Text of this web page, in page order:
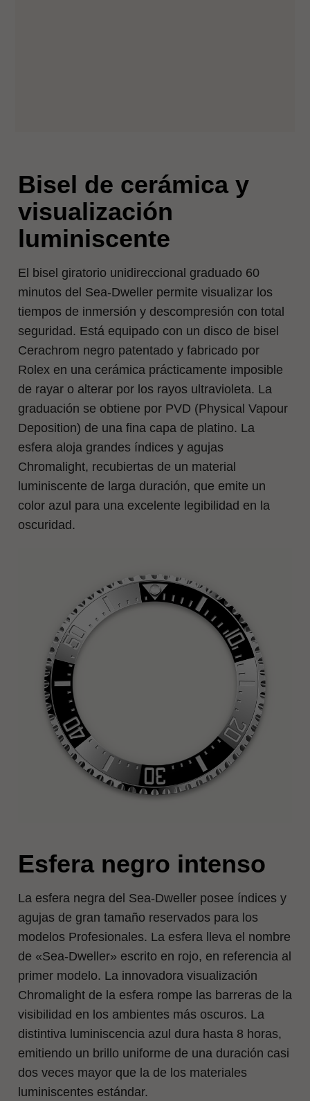
Bisel de cerámica y
visualización
luminiscente
El bisel giratorio unidireccional graduado 60
minutos del Sea-Dweller permite visualizar los
tiempos de inmersión y descompresión con total
seguridad. Está equipado con un disco de bisel
Cerachrom negro patentado y fabricado por
Rolex en una cerámica prácticamente imposible
de rayar o alterar por los rayos ultravioleta. La
graduación se obtiene por PVD (Physical Vapour
Deposition) de una fina capa de platino. La
esfera aloja grandes índices y agujas
Chromalight, recubiertas de un material
luminiscente de larga duración, que emite un
color azul para una excelente legibilidad en la
oscuridad.
Esfera negro intenso
La esfera negra del Sea‑Dweller posee índices y
agujas de gran tamaño reservados para los
modelos Profesionales. La esfera lleva el nombre
de «Sea‑Dweller» escrito en rojo, en referencia al
primer modelo. La innovadora visualización
Chromalight de la esfera rompe las barreras de la
visibilidad en los ambientes más oscuros. La
distintiva luminiscencia azul dura hasta 8 horas,
emitiendo un brillo uniforme de una duración casi
dos veces mayor que la de los materiales
luminiscentes estándar.